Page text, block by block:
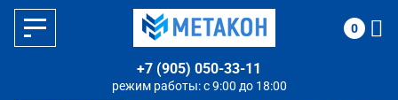
режим работы: с 9:00 до 18:00
+7 (905) 050-33-11
0